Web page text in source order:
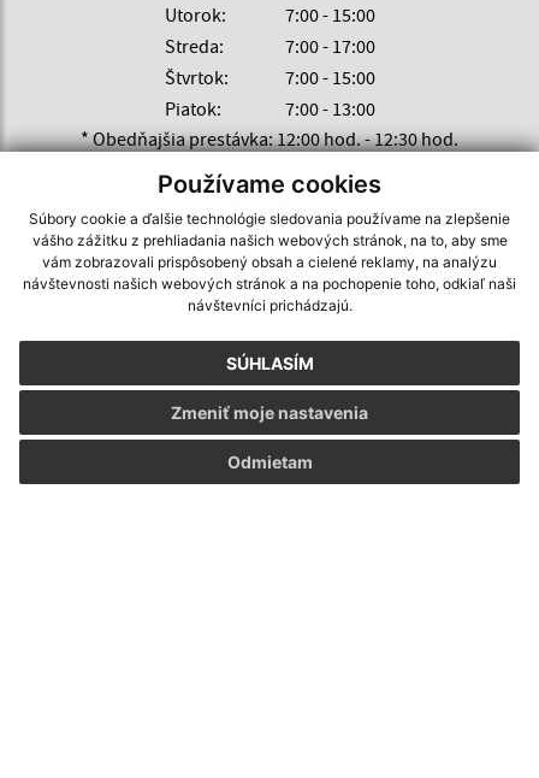
Používame cookies
Súbory cookie a ďalšie technológie sledovania používame na zlepšenie
vášho zážitku z prehliadania našich webových stránok, na to, aby sme
vám zobrazovali prispôsobený obsah a cielené reklamy, na analýzu
návštevnosti našich webových stránok a na pochopenie toho, odkiaľ naši
návštevníci prichádzajú.
SÚHLASÍM
Odmietam
Zmeniť moje nastavenia
Utorok:
7:00 - 15:00
Streda:
7:00 - 17:00
Štvrtok:
7:00 - 15:00
Piatok:
7:00 - 13:00
* Obedňajšia prestávka: 12:00 hod. - 12:30 hod.
Kontakt:
Obecný úrad Hostovice
Hostovice 171
067 35 Pčoliné
obec.hostovice@centrum.sk
+421 57 788 01 18
IČO: 00322971